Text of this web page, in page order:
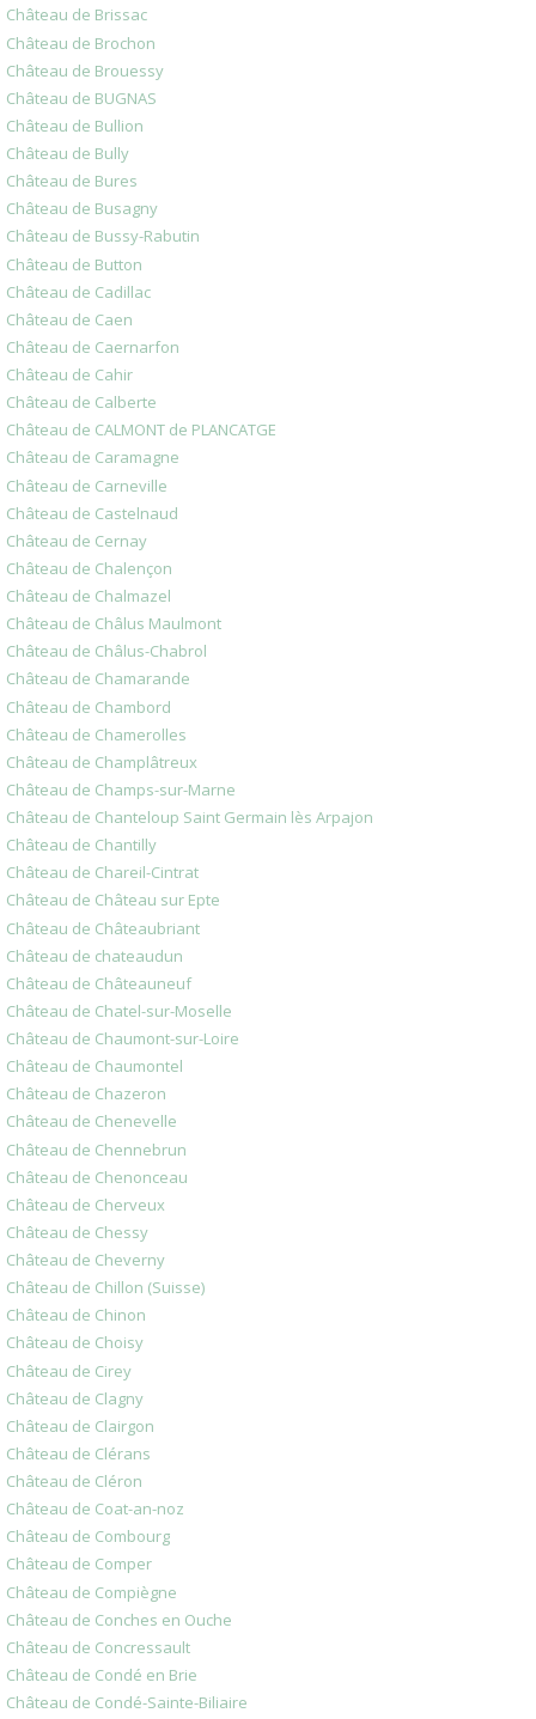
Château de Brissac
Château de Brochon
Château de Brouessy
Château de BUGNAS
Château de Bullion
Château de Bully
Château de Bures
Château de Busagny
Château de Bussy-Rabutin
Château de Button
Château de Cadillac
Château de Caen
Château de Caernarfon
Château de Cahir
Château de Calberte
Château de CALMONT de PLANCATGE
Château de Caramagne
Château de Carneville
Château de Castelnaud
Château de Cernay
Château de Chalençon
Château de Chalmazel
Château de Châlus Maulmont
Château de Châlus-Chabrol
Château de Chamarande
Château de Chambord
Château de Chamerolles
Château de Champlâtreux
Château de Champs-sur-Marne
Château de Chanteloup Saint Germain lès Arpajon
Château de Chantilly
Château de Chareil-Cintrat
Château de Château sur Epte
Château de Châteaubriant
Château de chateaudun
Château de Châteauneuf
Château de Chatel-sur-Moselle
Château de Chaumont-sur-Loire
Château de Chaumontel
Château de Chazeron
Château de Chenevelle
Château de Chennebrun
Château de Chenonceau
Château de Cherveux
Château de Chessy
Château de Cheverny
Château de Chillon (Suisse)
Château de Chinon
Château de Choisy
Château de Cirey
Château de Clagny
Château de Clairgon
Château de Clérans
Château de Cléron
Château de Coat-an-noz
Château de Combourg
Château de Comper
Château de Compiègne
Château de Conches en Ouche
Château de Concressault
Château de Condé en Brie
Château de Condé-Sainte-Biliaire